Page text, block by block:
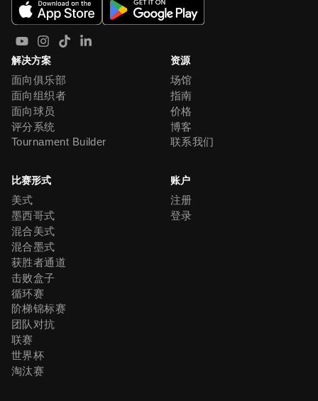
解决方案
面向俱乐部
面向组织者
面向球员
评分系统
Tournament Builder
资源
场馆
指南
价格
博客
联系我们
比赛形式
美式
墨西哥式
混合美式
混合墨式
获胜者通道
击败盒子
循环赛
阶梯锦标赛
团队对抗
联赛
世界杯
淘汰赛
账户
注册
登录